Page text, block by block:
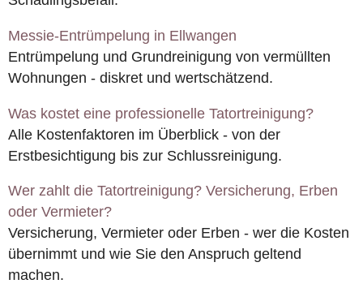
Messie-Entrümpelung in Ellwangen
Entrümpelung und Grundreinigung von vermüllten
Wohnungen - diskret und wertschätzend.
Was kostet eine professionelle Tatortreinigung?
Alle Kostenfaktoren im Überblick - von der
Erstbesichtigung bis zur Schlussreinigung.
Wer zahlt die Tatortreinigung? Versicherung, Erben
oder Vermieter?
Versicherung, Vermieter oder Erben - wer die Kosten
übernimmt und wie Sie den Anspruch geltend
machen.